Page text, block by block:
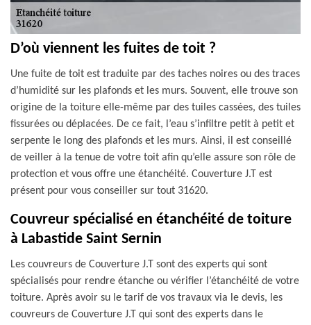
D’où viennent les fuites de toit ?
Une fuite de toit est traduite par des taches noires ou des traces
d’humidité sur les plafonds et les murs. Souvent, elle trouve son
origine de la toiture elle-même par des tuiles cassées, des tuiles
fissurées ou déplacées. De ce fait, l’eau s’infiltre petit à petit et
serpente le long des plafonds et les murs. Ainsi, il est conseillé
de veiller à la tenue de votre toit afin qu’elle assure son rôle de
protection et vous offre une étanchéité. Couverture J.T est
présent pour vous conseiller sur tout 31620.
Couvreur spécialisé en étanchéité de toiture
à Labastide Saint Sernin
Les couvreurs de Couverture J.T sont des experts qui sont
spécialisés pour rendre étanche ou vérifier l’étanchéité de votre
toiture. Après avoir su le tarif de vos travaux via le devis, les
couvreurs de Couverture J.T qui sont des experts dans le